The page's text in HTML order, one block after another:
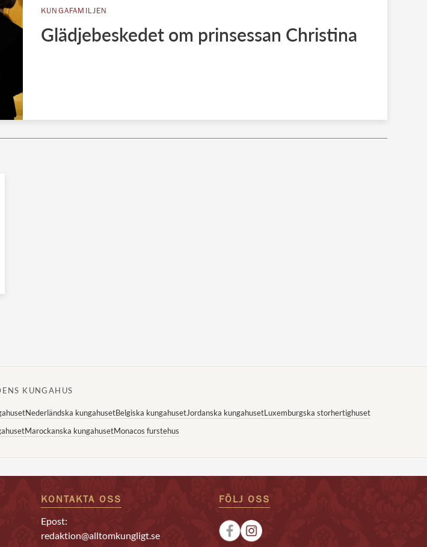
KUNGAFAMILJEN
Glädjebeskedet om prinsessan Christina
KUNGAHUS
Nederländska kungahusetBelgiska kungahusetJordanska kungahusetLuxemburgska storhertighuset
Marockanska kungahusetMonacos furstehus
KONTAKTA OSS
Epost:
redaktion@alltomkungligt.se
FÖLJ OSS